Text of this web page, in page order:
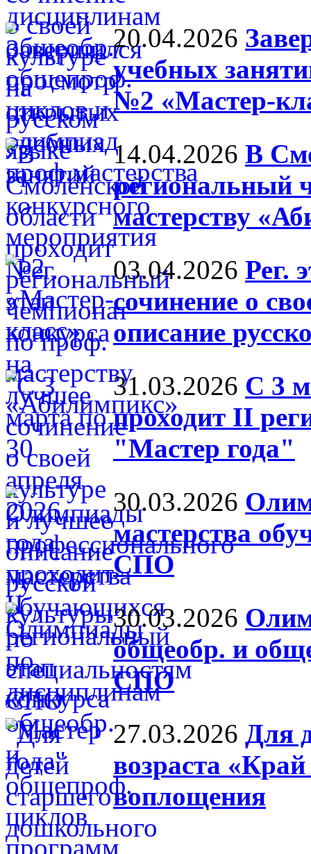
20.04.2026
учебных
№2 «Мастер-
14.04.2026 В
региональный
мастерству
03.04.2026 Рег.
сочинение о
описание
31.03.2026 С 3
проходит II
"Мастер года"
30.03.2026
мастерства
СПО
30.03.2026
общеобр. и
СПО
27.03.2026 Для
возраста
воплощения